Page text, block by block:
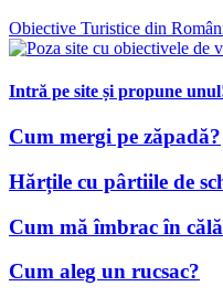
Obiective Turistice din
Intră pe site și propune
Cum mergi pe zăpadă?
Hărțile cu pârtiile de
Cum mă îmbrac în
Cum aleg un rucsac?